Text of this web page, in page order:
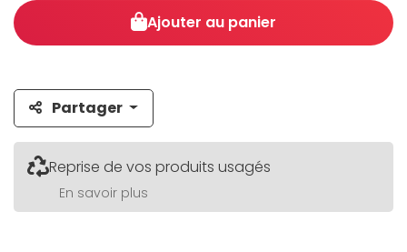
Ajouter au panier
Partager
Reprise de vos produits usagés
En savoir plus